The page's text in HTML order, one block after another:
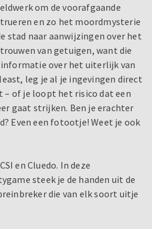
om de voorafgaande
en zo het moordmysterie
stad naar aanwijzingen over het
van getuigen, want die
informatie over het uiterlijk van
leg je al je ingevingen direct
– of je loopt het risico dat een
gaat strijken. Ben je erachter
Even een fotootje! Weet je ook
en Cluedo. In deze
steek je de handen uit de
die van elk soort uitje